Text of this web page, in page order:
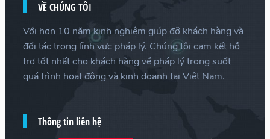
VỀ CHÚNG TÔI
Với hơn 10 năm kinh nghiệm giúp đỡ khách hàng và
đối tác trong lĩnh vực pháp lý. Chúng tôi cam kết hỗ
trợ tốt nhất cho khách hàng về pháp lý trong suốt
quá trình hoạt động và kinh doanh tại Việt Nam.
Thông tin liên hệ